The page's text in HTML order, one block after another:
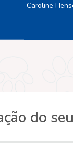
Caroline
do